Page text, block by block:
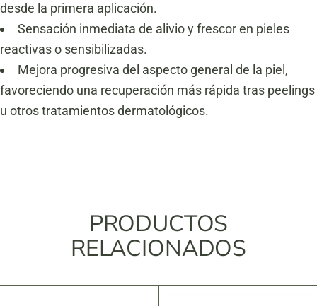
desde la primera aplicación.
Sensación inmediata de alivio y frescor en pieles
reactivas o sensibilizadas.
Mejora progresiva del aspecto general de la piel,
favoreciendo una recuperación más rápida tras peelings
u otros tratamientos dermatológicos.
PRODUCTOS
RELACIONADOS